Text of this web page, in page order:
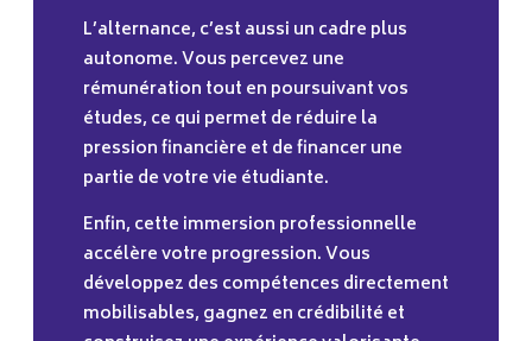
L’alternance, c’est aussi un cadre plus
autonome. Vous percevez une
rémunération tout en poursuivant vos
études, ce qui permet de réduire la
pression financière et de financer une
partie de votre vie étudiante.
Enfin, cette immersion professionnelle
accélère votre progression. Vous
développez des compétences directement
mobilisables, gagnez en crédibilité et